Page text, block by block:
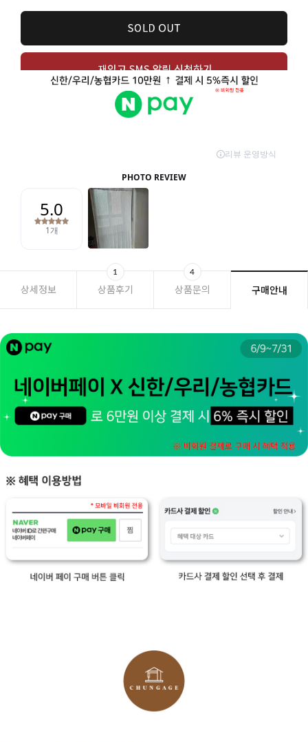
상세정보 상품후기
1
상품문의
4
구매안내